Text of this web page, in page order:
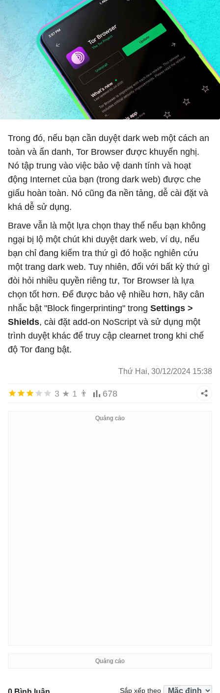
Trong đó, nếu bạn cần duyệt dark web một cách an
toàn và ẩn danh, Tor Browser được khuyến nghị.
Nó tập trung vào việc bảo vệ danh tính và hoạt
động Internet của bạn (trong dark web) được che
giấu hoàn toàn. Nó cũng đa nền tảng, dễ cài đặt và
khá dễ sử dụng.
Brave vẫn là một lựa chọn thay thế nếu bạn không
ngại bị lộ một chút khi duyệt dark web, ví dụ, nếu
bạn chỉ đang kiểm tra thứ gì đó hoặc nghiên cứu
một trang dark web. Tuy nhiên, đối với bất kỳ thứ gì
đòi hỏi nhiều quyền riêng tư, Tor Browser là lựa
chọn tốt hơn. Để được bảo vệ nhiều hơn, hãy cân
nhắc bật "Block fingerprinting" trong Settings >
Shields, cài đặt add-on NoScript và sử dụng một
trình duyệt khác để truy cập clearnet trong khi chế
độ Tor đang bật.
Thứ Hai, 30/12/2024 15:38
3 ★ 1 👨 678
Sắp xếp theo